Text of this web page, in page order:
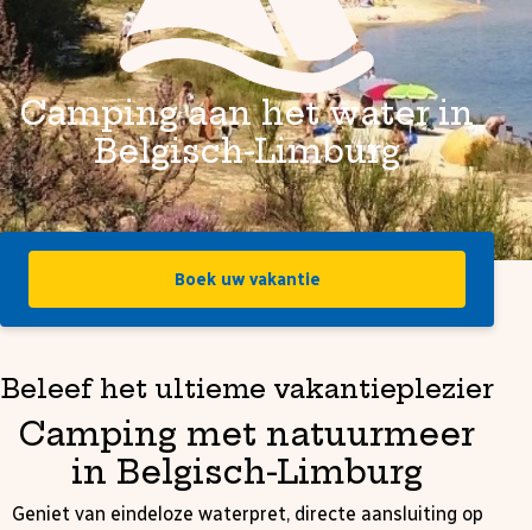
Camping aan het water in
Belgisch-Limburg
Boek uw vakantie
Beleef het ultieme vakantieplezier
Camping met natuurmeer
in Belgisch-Limburg
Geniet van eindeloze waterpret, directe aansluiting op